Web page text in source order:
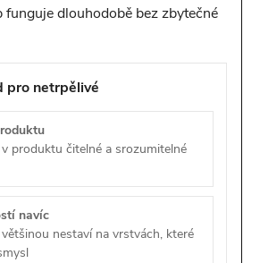
funguje dlouhodobě bez zbytečné
pro netrpělivé
produktu čitelné a srozumitelné
navíc
nestaví na vrstvách, které